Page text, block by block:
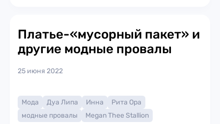
Платье-«мусорный пакет» и
другие модные провалы
25 июня 2022
Мода Дуа Липа Инна
Рита Ора
модные провалы
Megan Thee Stallion